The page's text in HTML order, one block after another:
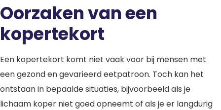
Oorzaken van een
kopertekort
Een kopertekort komt niet vaak voor bij mensen met
een gezond en gevarieerd eetpatroon. Toch kan het
ontstaan in bepaalde situaties, bijvoorbeeld als je
lichaam koper niet goed opneemt of als je er langdurig